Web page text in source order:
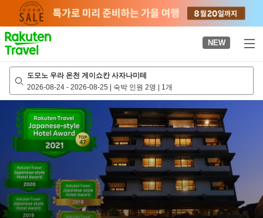
page
NEW
도모노 우라 온천 게이쇼칸 사자나미테
2026-08-24 - 2026-08-25 | 숙박 인원 2명 | 1개